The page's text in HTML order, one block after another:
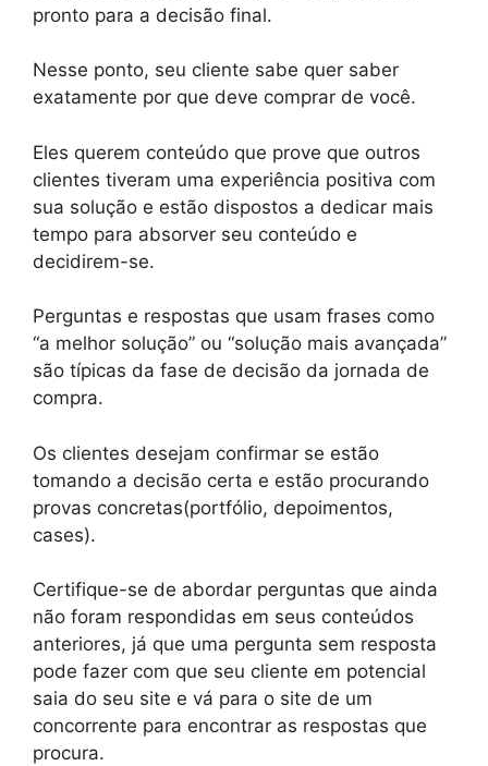
pronto para a decisão final.
Nesse ponto, seu cliente sabe quer saber
exatamente por que deve comprar de você.
Eles querem conteúdo que prove que outros
clientes tiveram uma experiência positiva com
sua solução e estão dispostos a dedicar mais
tempo para absorver seu conteúdo e
decidirem-se.
Perguntas e respostas que usam frases como
“a melhor solução” ou “solução mais avançada”
são típicas da fase de decisão da jornada de
compra.
Os clientes desejam confirmar se estão
tomando a decisão certa e estão procurando
provas concretas(portfólio, depoimentos,
cases).
Certifique-se de abordar perguntas que ainda
não foram respondidas em seus conteúdos
anteriores, já que uma pergunta sem resposta
pode fazer com que seu cliente em potencial
saia do seu site e vá para o site de um
concorrente para encontrar as respostas que
procura.